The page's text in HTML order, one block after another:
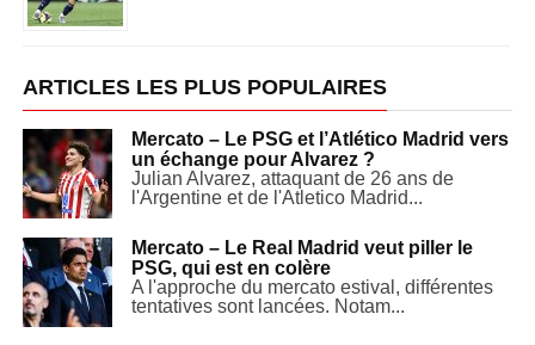
ARTICLES LES PLUS POPULAIRES
Mercato – Le PSG et l’Atlético Madrid vers
un échange pour Alvarez ?
Julian Alvarez, attaquant de 26 ans de
l'Argentine et de l'Atletico Madrid...
Mercato – Le Real Madrid veut piller le
PSG, qui est en colère
A l'approche du mercato estival, différentes
tentatives sont lancées. Notam...